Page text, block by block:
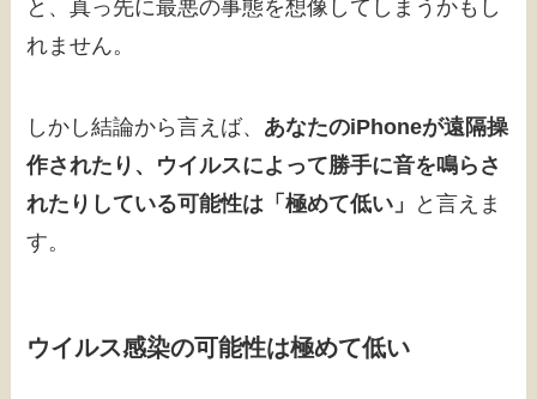
と、真っ先に最悪の事態を想像してしまうかもし
れません。
しかし結論から言えば、 あなたのiPhoneが遠隔操
作されたり、ウイルスによって勝手に音を鳴らさ
れたりしている可能性は「極めて低い」
と言えま
す。
ウイルス感染の可能性は極めて低い